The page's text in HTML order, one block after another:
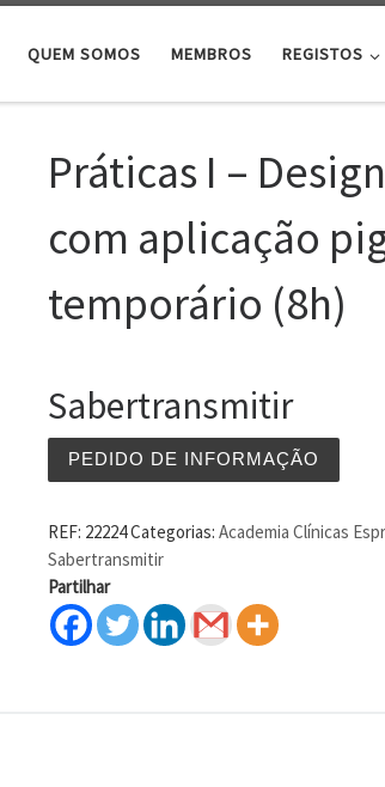
QUEM SOMOS MEMBROS REGISTOS
Práticas I –
com aplicação
temporário (8h)
Sabertransmitir
PEDIDO DE INFORMAÇÃO
REF: 22224Categorias:Academia Clínicas
Sabertransmitir
Partilhar